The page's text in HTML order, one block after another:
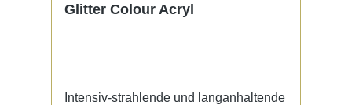
Glitter Colour Acryl
Intensiv-strahlende und langanhaltende